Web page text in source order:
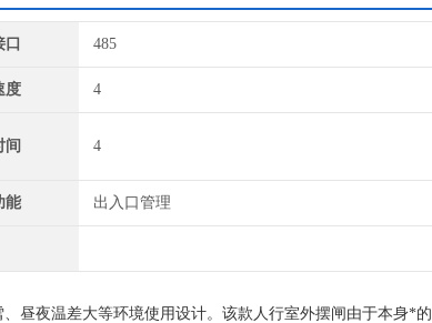
口 485
度 4
间 4
能 出入口管理
昼夜温差大等环境使用设计。该款人行室外摆闸由于本身*的